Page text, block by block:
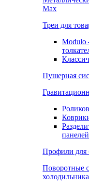
Max
Треи для
Modulo
Пушерная
панелей
Профили для
Поворотные